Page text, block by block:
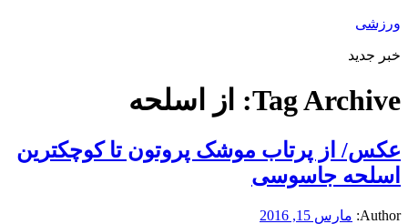
ورزشی
خبر جدید
Tag Archive: از اسلحه
عکس/ از پرتاب موشک پروتون تا کوچکترین
اسلحه جاسوسی
Author: مارس 15, 2016